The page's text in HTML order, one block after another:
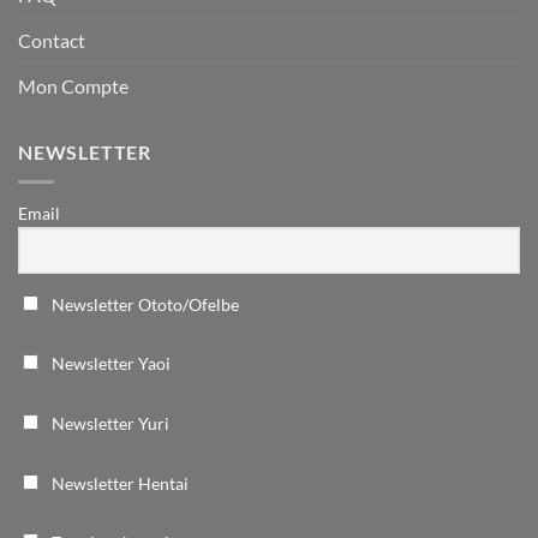
Contact
Mon Compte
NEWSLETTER
Email
Newsletter Ototo/Ofelbe
Newsletter Yaoi
Newsletter Yuri
Newsletter Hentai